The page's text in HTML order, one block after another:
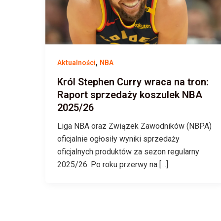
Aktualności, NBA
Król Stephen Curry wraca na tron:
Raport sprzedaży koszulek NBA
2025/26
Liga NBA oraz Związek Zawodników (NBPA)
oficjalnie ogłosiły wyniki sprzedaży
oficjalnych produktów za sezon regularny
2025/26. Po roku przerwy na […]